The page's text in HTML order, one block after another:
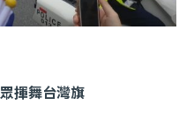
揮舞台灣旗